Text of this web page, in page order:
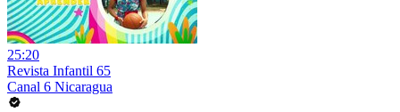
25:20
Revista Infantil 65
Canal 6 Nicaragua